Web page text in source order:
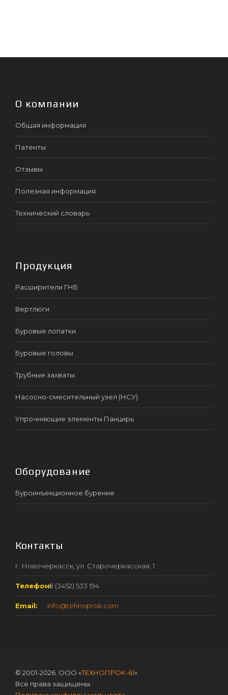
О компании
Общая информация
Патенты
Отзывы
Полезная информация
Технический словарь
Продукция
Расширители ГНБ
Вертлюги
Буровые лопатки
Буровые головы
Трубные захваты
Насосно-смесительный узел (НСУ)
Упрочняющие элементы Панцирь
Оборудование
Буроинъекционное бурение
Контакты
г. Новочеркасск, ул. Старочеркасская, 1
Телефон:8 (3452) 533 194
Email: info@tehnoprok.com
© 2001-2026. ООО «ТЕХНОПРОК-61».
Все права защищены.